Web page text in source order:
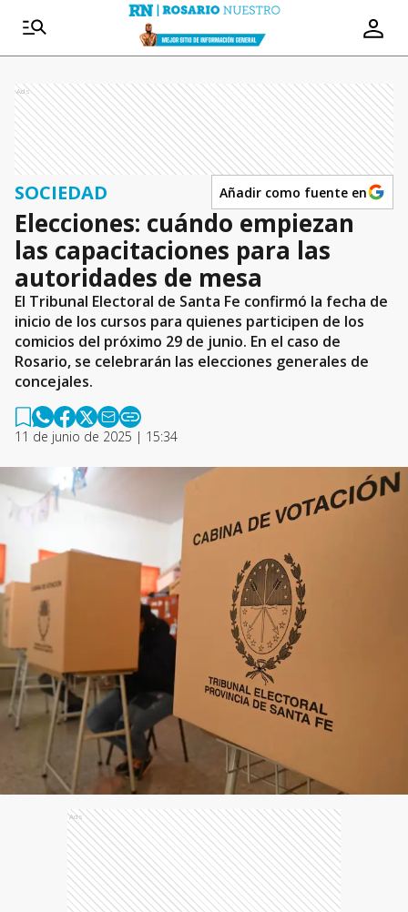
Ads
SOCIEDAD Añadir como fuente en
Elecciones: cuándo empiezan
las capacitaciones para las
autoridades de mesa
El Tribunal Electoral de Santa Fe confirmó la fecha de
inicio de los cursos para quienes participen de los
comicios del próximo 29 de junio. En el caso de
Rosario, se celebrarán las elecciones generales de
concejales.
11 de junio de 2025 | 15:34
Ads